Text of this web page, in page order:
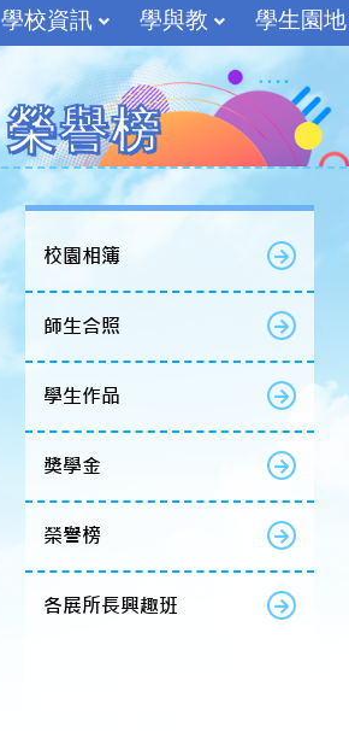
學校資訊 學與教 學生園地
榮譽榜
校園相簿
師生合照
學生作品
獎學金
榮譽榜
各展所長興趣班